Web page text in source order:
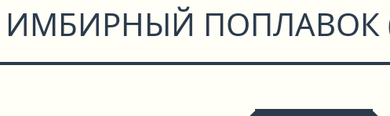
ИМБИРНЫЙ ПОПЛАВОК